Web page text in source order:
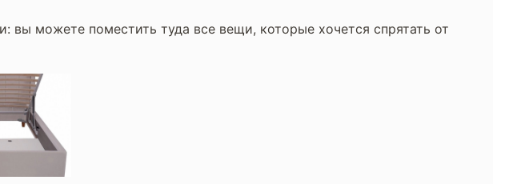
можете поместить туда все вещи, которые хочется спрятать от